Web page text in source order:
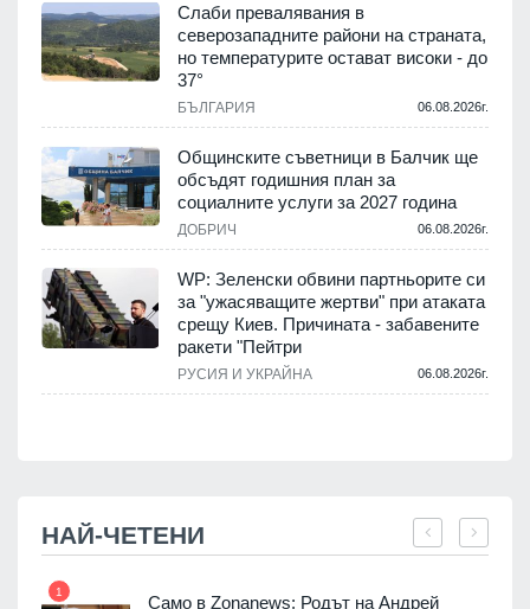
Слаби превалявания в
северозападните райони на страната,
но температурите остават високи - до
37°
БЪЛГАРИЯ 06.08.2026г.
Общинските съветници в Балчик ще
обсъдят годишния план за
социалните услуги за 2027 година
ДОБРИЧ 06.08.2026г.
WP: Зеленски обвини партньорите си
за "ужасяващите жертви" при атаката
срещу Киев. Причината - забавените
ракети "Пейтри
РУСИЯ И УКРАЙНА 06.08.2026г.
НАЙ-ЧЕТЕНИ
1
Само в Zonanews: Родът на Андрей